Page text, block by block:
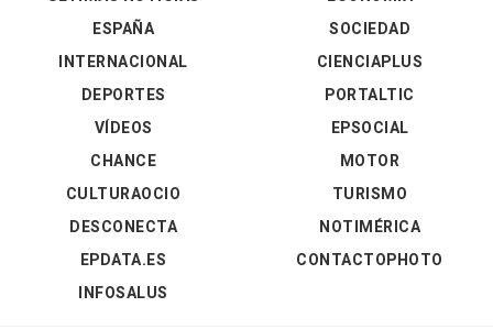
ESPAÑA
INTERNACIONAL
DEPORTES
VÍDEOS
SOCIEDAD
CIENCIAPLUS
PORTALTIC
EPSOCIAL
CHANCE
CULTURAOCIO
DESCONECTA
EPDATA.ES
INFOSALUS
MOTOR
TURISMO
NOTIMÉRICA
CONTACTOPHOTO